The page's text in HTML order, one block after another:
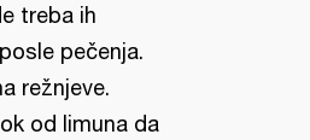
treba ih
pečenja.
režnjeve.
od limuna da